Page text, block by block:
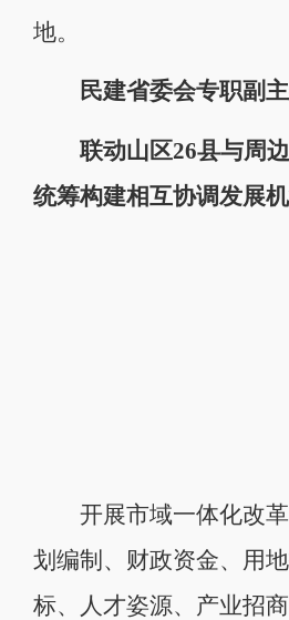
地。
民建省委会专职副
联动山区26县与周边
统筹构建相互协调发展
开展市域一体化改革
划编制、财政资金、用
标、人才姿源、产业招